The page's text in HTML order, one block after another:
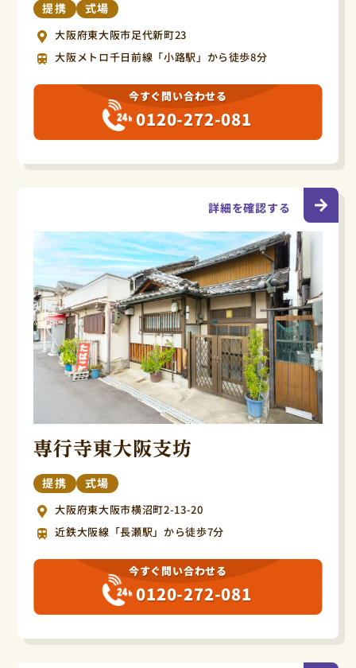
提携 式場
大阪府東大阪市足代新町23
大阪メトロ千日前線「小路駅」から徒歩8分
今すぐ問い合わせる
0120-272-081
専行寺東大阪支坊
提携 式場
大阪府東大阪市横沼町2-13-20
近鉄大阪線「長瀬駅」から徒歩7分
詳細を確認する
今すぐ問い合わせる
0120-272-081